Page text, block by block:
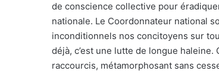
de conscience collective pour
nationale. Le Coordonnateur national
inconditionnels nos concitoyens sur
déjà, c’est une lutte de longue
raccourcis, métamorphosant sans